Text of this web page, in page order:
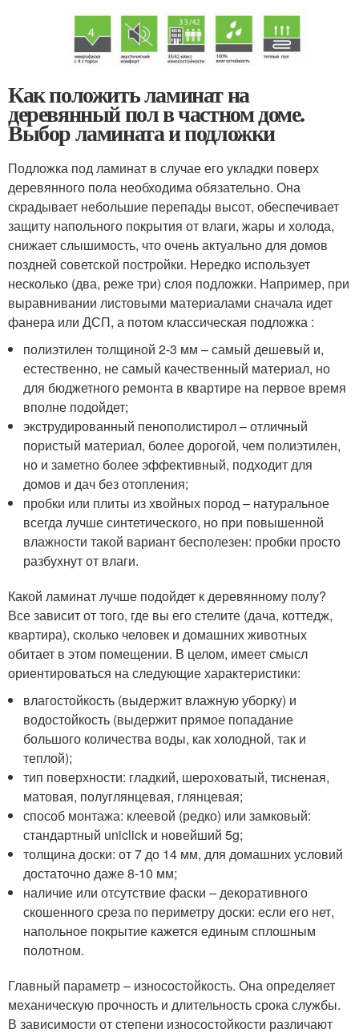
Как положить ламинат на
деревянный пол в частном доме.
Выбор ламината и подложки
Подложка под ламинат в случае его укладки поверх
деревянного пола необходима обязательно. Она
скрадывает небольшие перепады высот, обеспечивает
защиту напольного покрытия от влаги, жары и холода,
снижает слышимость, что очень актуально для домов
поздней советской постройки. Нередко использует
несколько (два, реже три) слоя подложки. Например, при
выравнивании листовыми материалами сначала идет
фанера или ДСП, а потом классическая подложка :
полиэтилен толщиной 2-3 мм – самый дешевый и,
естественно, не самый качественный материал, но
для бюджетного ремонта в квартире на первое время
вполне подойдет;
экструдированный пенополистирол – отличный
пористый материал, более дорогой, чем полиэтилен,
но и заметно более эффективный, подходит для
домов и дач без отопления;
пробки или плиты из хвойных пород – натуральное
всегда лучше синтетического, но при повышенной
влажности такой вариант бесполезен: пробки просто
разбухнут от влаги.
Какой ламинат лучше подойдет к деревянному полу?
Все зависит от того, где вы его стелите (дача, коттедж,
квартира), сколько человек и домашних животных
обитает в этом помещении. В целом, имеет смысл
ориентироваться на следующие характеристики:
влагостойкость (выдержит влажную уборку) и
водостойкость (выдержит прямое попадание
большого количества воды, как холодной, так и
теплой);
тип поверхности: гладкий, шероховатый, тисненая,
матовая, полуглянцевая, глянцевая;
способ монтажа: клеевой (редко) или замковый:
стандартный uniclick и новейший 5g;
толщина доски: от 7 до 14 мм, для домашних условий
достаточно даже 8-10 мм;
наличие или отсутствие фаски – декоративного
скошенного среза по периметру доски: если его нет,
напольное покрытие кажется единым сплошным
полотном.
Главный параметр – износостойкость. Она определяет
механическую прочность и длительность срока службы.
В зависимости от степени износостойкости различают